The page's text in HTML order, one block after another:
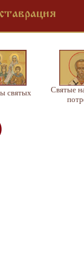
святых
Святые